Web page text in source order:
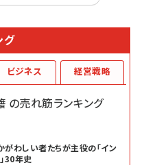
グ
売れ筋ランキング
わしい者たちが主役の「イン
30年史
ビジネス 経営戦略